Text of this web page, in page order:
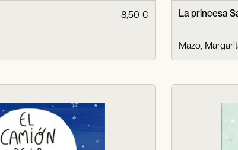
8,50 € La princesa
Mazo,